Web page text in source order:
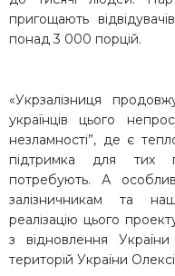
пригощають
понад 3 000 порцій.
«Укрзалізниця
українців цього
незламності”, де є
підтримка для тих
потребують. А
залізничникам та
реалізацію цього
з відновлення
територій України